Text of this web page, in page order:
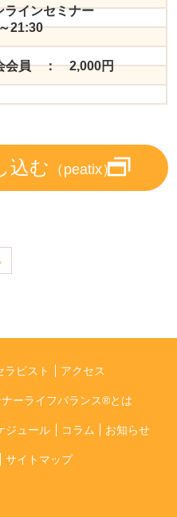
ラインセミナー
21:30
員 ： 2,000円
込む （peatix）
ラピスト アクセス
ナーライフバランス®とは
ジュール コラム お知らせ
サイトマップ